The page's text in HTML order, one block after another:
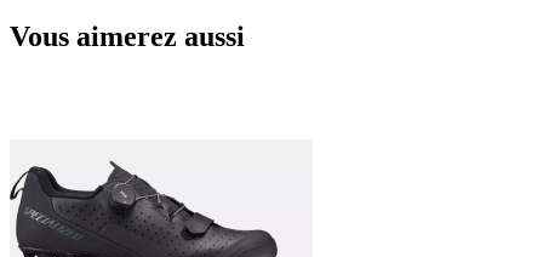
Vous aimerez aussi